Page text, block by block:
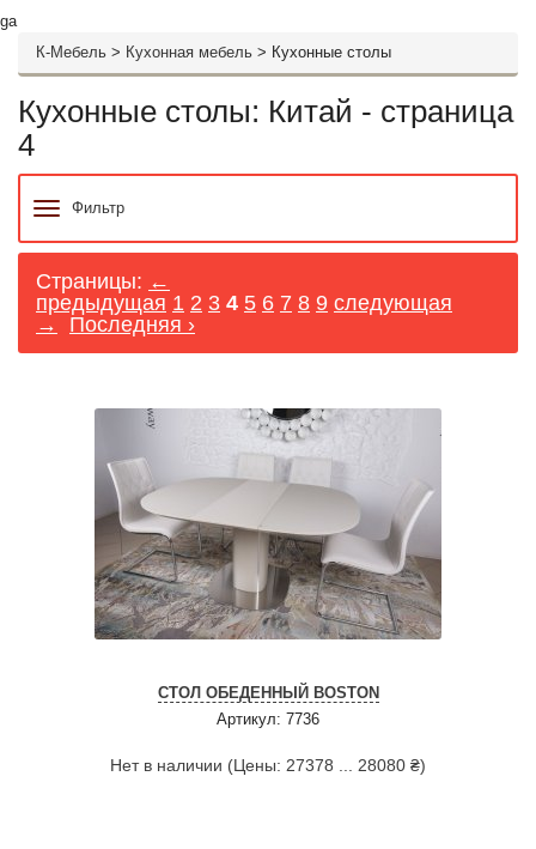
ga
К-Мебель > Кухонная мебель > Кухонные столы
Кухонные столы: Китай - страница
4
Фильтр
Страницы: ←
предыдущая 1 2 3 4 5 6 7 8 9 следующая
→
Последняя ›
СТОЛ ОБЕДЕННЫЙ BOSTON
Артикул: 7736
Нет в наличии (Цены: 27378 ... 28080 ₴)